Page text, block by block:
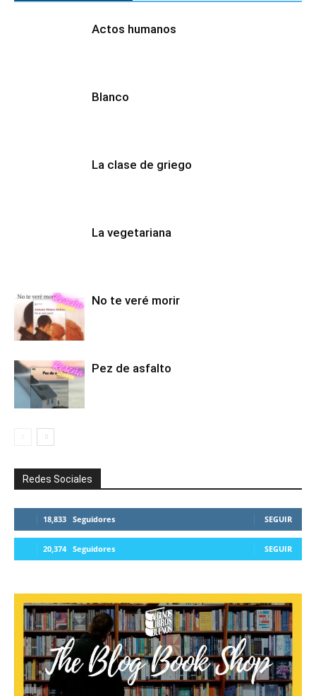
Actos humanos
Blanco
La clase de griego
La vegetariana
No te veré morir
Pez de asfalto
Redes Sociales
18,833 Seguidores SEGUIR
20,374 Seguidores SEGUIR